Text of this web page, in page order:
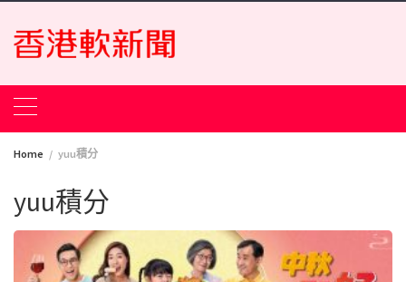
Skip
content
Home yuu積分
yuu積分